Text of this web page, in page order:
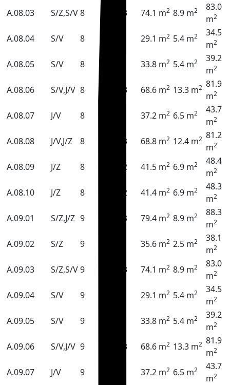
A.08.03 S/Z,S/V8 3 74.1 m2 8.9 m2
83.0
m2
A.08.04 S/V 8 29.1 m2 5.4 m2
34.5
m2
A.08.05 S/V 8 33.8 m2 5.4 m2
39.2
m2
A.08.06 S/V,J/V 8 3 68.6 m2 13.3 m2 81.9
m2
A.08.07 J/V 8 37.2 m2 6.5 m2
43.7
m2
A.08.08 J/V,J/Z 8 3 68.8 m2 12.4 m2 81.2
m2
A.08.09 J/Z 8 2 41.5 m2 6.9 m2
48.4
m2
A.08.10 J/Z 8 2 41.4 m2 6.9 m2
48.3
m2
A.09.01 S/Z,J/Z 9 3 79.4 m2 8.9 m2
88.3
m2
A.09.02 S/Z 9 35.6 m2 2.5 m2
38.1
m2
A.09.03 S/Z,S/V9 3 74.1 m2 8.9 m2
83.0
m2
A.09.04 S/V 9 29.1 m2 5.4 m2
34.5
m2
A.09.05 S/V 9 33.8 m2 5.4 m2
39.2
m2
A.09.06 S/V,J/V 9 3 68.6 m2 13.3 m2 81.9
m2
A.09.07 J/V 9 37.2 m2 6.5 m2
43.7
m2